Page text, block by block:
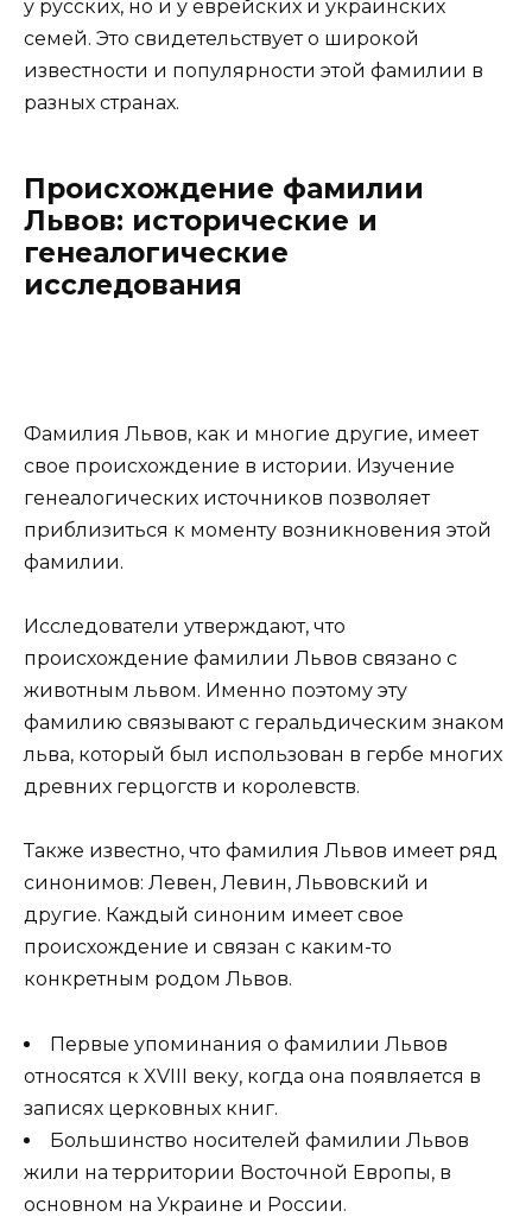
у русских, но и у еврейских и украинских
семей. Это свидетельствует о широкой
известности и популярности этой фамилии в
разных странах.
Происхождение фамилии
Львов: исторические и
генеалогические
исследования
Фамилия Львов, как и многие другие, имеет
свое происхождение в истории. Изучение
генеалогических источников позволяет
приблизиться к моменту возникновения этой
фамилии.
Исследователи утверждают, что
происхождение фамилии Львов связано с
животным львом. Именно поэтому эту
фамилию связывают с геральдическим знаком
льва, который был использован в гербе многих
древних герцогств и королевств.
Также известно, что фамилия Львов имеет ряд
синонимов: Левен, Левин, Львовский и
другие. Каждый синоним имеет свое
происхождение и связан с каким-то
конкретным родом Львов.
Первые упоминания о фамилии Львов
относятся к XVIII веку, когда она появляется в
записях церковных книг.
Большинство носителей фамилии Львов
жили на территории Восточной Европы, в
основном на Украине и России.